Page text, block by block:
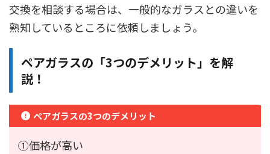
交換を相談する場合は、一般的なガラスとの違いを
熟知しているところに依頼しましょう。
ペアガラスの「3つのデメリット」を解
説！
ペアガラスの3つのデメリット
①価格が高い